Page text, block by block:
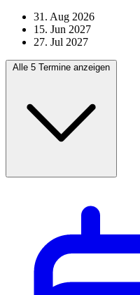
31. Aug 2026
15. Jun 2027
27. Jul 2027
Alle 5 Termine anzeigen